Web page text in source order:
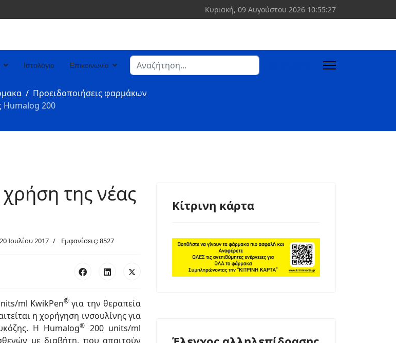
Κυριακή, 09 Αυγούστου 2026 10:55:28
Ιστολόγιο Επικοινωνία
Αναζήτηση
Προειδοποιήσεις φαρμάκων
Humalog 200
της νέας
Ιουλίου 2017 Εμφανίσεις: 8527
ml KwikPen® για την θεραπεία
η χορήγηση ινσουλίνης για
Η Humalog® 200 units/ml
με διαβήτη, που απαιτούν
Κίτρινη κάρτα